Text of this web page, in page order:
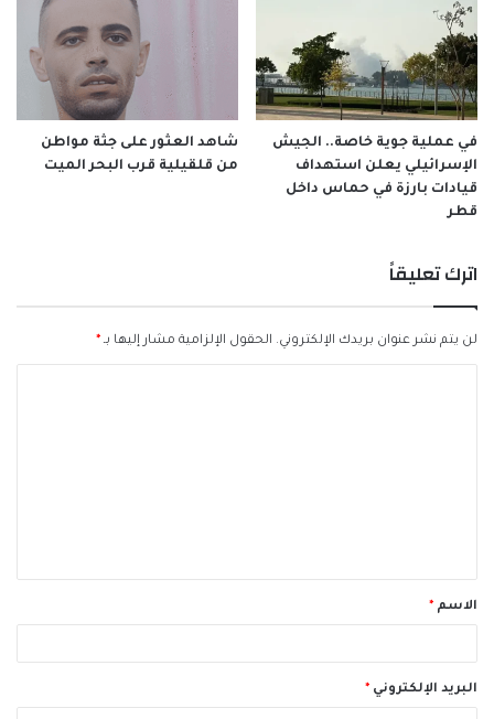
في عملية جوية خاصة.. الجيش
الإسرائيلي يعلن استهداف
قيادات بارزة في حماس داخل
قطر
شاهد العثور على جثة مواطن
من قلقيلية قرب البحر الميت
اترك تعليقاً
لن يتم نشر عنوان بريدك الإلكتروني. الحقول الإلزامية مشار إليها بـ *
ق
*الاسم *
البريد الإلكتروني *